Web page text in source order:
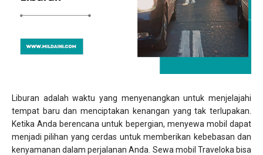
Liburan adalah waktu yang menyenangkan untuk menjelajahi
tempat baru dan menciptakan kenangan yang tak terlupakan.
Ketika Anda berencana untuk bepergian, menyewa mobil dapat
menjadi pilihan yang cerdas untuk memberikan kebebasan dan
kenyamanan dalam perjalanan Anda. Sewa mobil Traveloka bisa